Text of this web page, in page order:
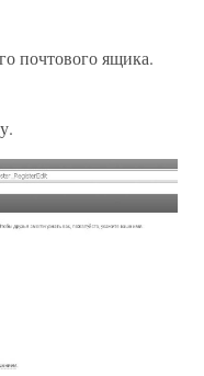
почтового ящика.